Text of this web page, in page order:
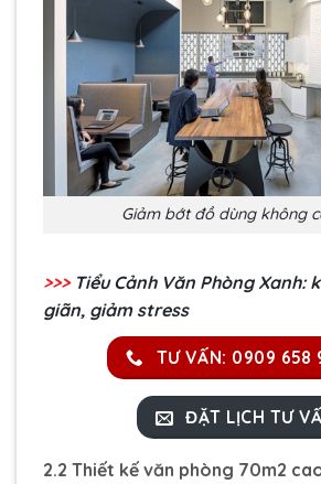
Giảm bớt đồ dùng không
>>> Tiểu Cảnh Văn Phòng Xanh:
giãn, giảm stress
TƯ VẤN: 0909 658
ĐẶT LỊCH TƯ
2.2 Thiết kế văn phòng 70m2